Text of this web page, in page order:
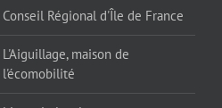
Conseil Régional d'Île de France
L'Aiguillage, maison de
l'écomobilité